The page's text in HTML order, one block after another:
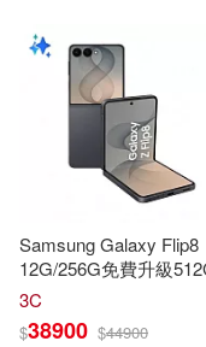
中國就業培訓
中國會計學會編
中央大學出版中
中島輝(1)
清文華泉事業
湖南文藝出版社
漢珍數位(1)
瑞麗美人國際
Samsung Galaxy Flip8
12G/256G免費升級
吸式桌上型充電器 石墨
3C
$38900 $44900